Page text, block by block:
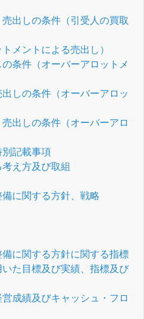
出しの条件（引受人の買取
メントによる売出し）
条件（オーバーアロットメ
しの条件（オーバーアロッ
出しの条件（オーバーアロ
記載事項
え方及び取組
に関する方針、戦略
に関する方針に関する指標
た目標及び実績、指標及び
成績及びキャッシュ・フロ